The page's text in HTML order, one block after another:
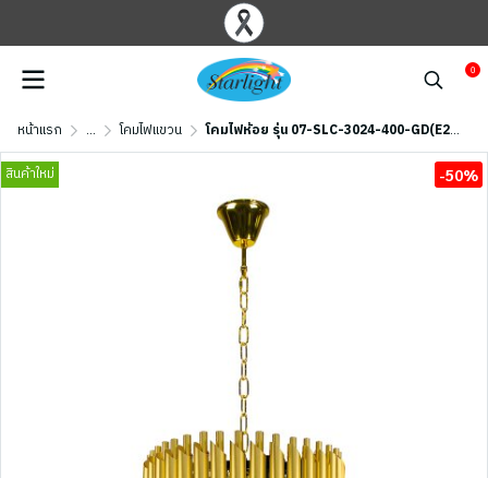
0
หน้าแรก ... โคมไฟแขวน โคมไฟห้อย รุ่น 07-SLC-3024-400-GD(E27x6) สีทอง
สินค้าใหม่ -50%